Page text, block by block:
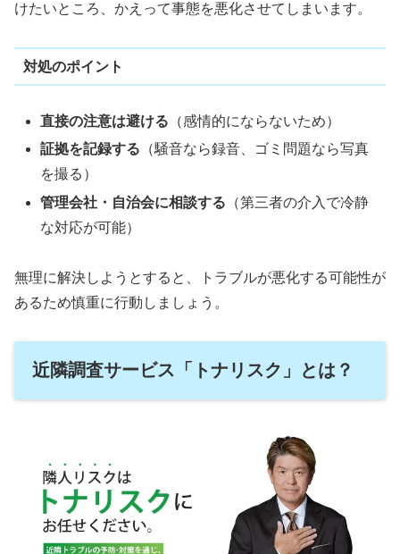
けたいところ、かえって事態を悪化させてしまいます。
対処のポイント
直接の注意は避ける （感情的にならないため）
証拠を記録する （騒音なら録音、ゴミ問題なら写真
を撮る）
管理会社・自治会に相談する （第三者の介入で冷静
な対応が可能）
無理に解決しようとすると、トラブルが悪化する可能性が
あるため慎重に行動しましょう。
近隣調査サービス「トナリスク」とは？